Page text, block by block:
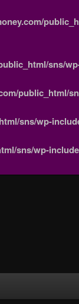
sns/
public_html/
sns/wp-
sns/wp-